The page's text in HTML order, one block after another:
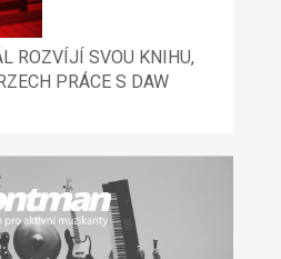
ROZVÍJÍ SVOU KNIHU,
PRÁCE S DAW